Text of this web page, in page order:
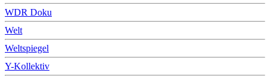
WDR Doku
Welt
Weltspiegel
Y-Kollektiv